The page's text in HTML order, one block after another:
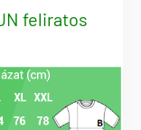
feliratos